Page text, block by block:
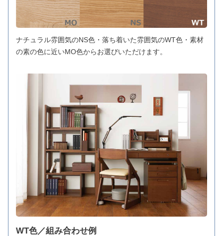
ナチュラル雰囲気のNS色・落ち着いた雰囲気のWT色・素材
の素の色に近いMO色からお選びいただけます。
WT色／組み合わせ例